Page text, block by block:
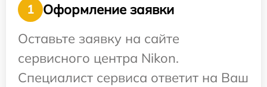
1
Оформление заявки
Оставьте заявку на сайте
сервисного центра Nikon.
Специалист сервиса ответит на Ваш